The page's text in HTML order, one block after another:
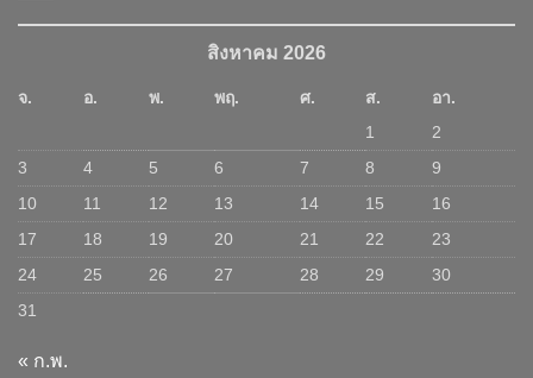
สิงหาคม 2026
จ. อ. พ. พฤ. ศ. ส.
อา.
1
2
3
4 5 6 7 8
9
10
11 12 13 14 15
16
17
18 19 20 21 22
23
24
25 26 27 28 29
30
31
« ก.พ.